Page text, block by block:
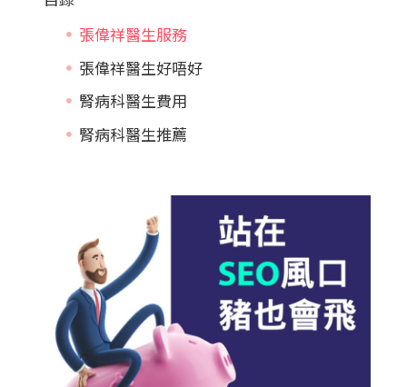
張偉祥醫生服務
張偉祥醫生好唔好
腎病科醫生費用
腎病科醫生推薦